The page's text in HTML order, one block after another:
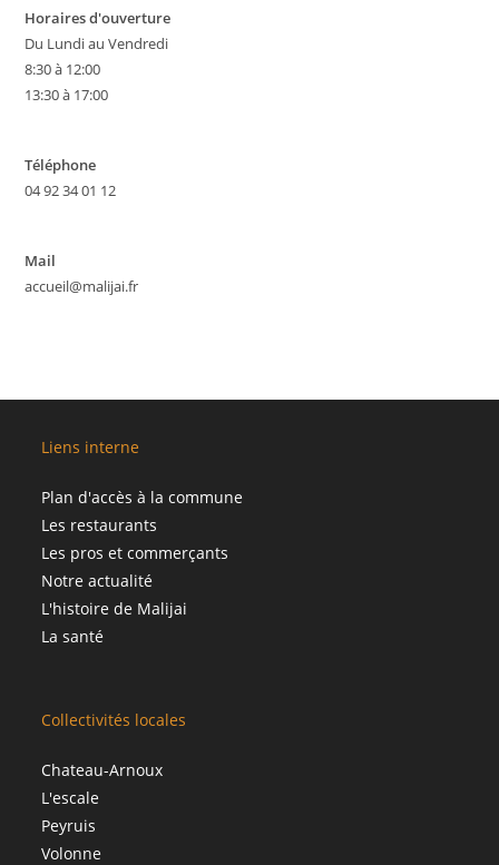
Horaires d'ouverture
Du Lundi au Vendredi
8:30 à 12:00
13:30 à 17:00
Téléphone
04 92 34 01 12
Mail
accueil@malijai.fr
Liens interne
Plan d'accès à la commune
Les restaurants
Les pros et commerçants
Notre actualité
L'histoire de Malijai
La santé
Collectivités locales
Chateau-Arnoux
L'escale
Peyruis
Volonne